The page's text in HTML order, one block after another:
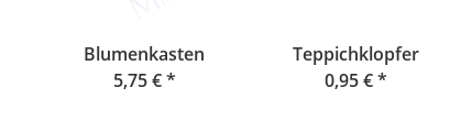
Blumenkasten
5,75 €*
Teppichklopfer
0,95 €*